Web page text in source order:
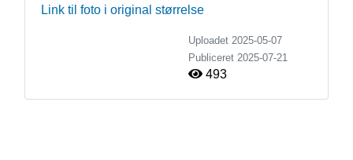
Link til foto i original størrelse
Uploadet 2025-05-07
Publiceret 2025-07-21
493